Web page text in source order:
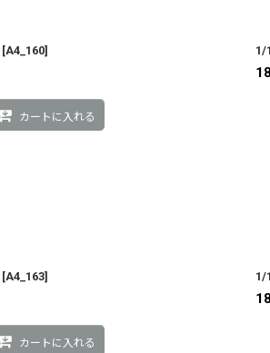
[A4_160]
カートに入れる
1/
[A4_163]
カートに入れる
1/